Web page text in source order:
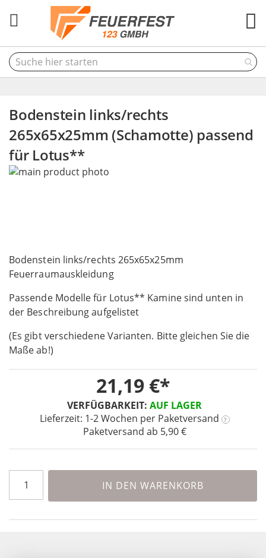
Bodenstein links/rechts
265x65x25mm (Schamotte) passend
für Lotus**
Bodenstein links/rechts 265x65x25mm
Feuerraumauskleidung
Passende Modelle für Lotus** Kamine sind unten in
der Beschreibung aufgelistet
(Es gibt verschiedene Varianten. Bitte gleichen Sie die
Maße ab!)
VERFÜGBARKEIT: AUF LAGER
Lieferzeit: 1-2 Wochen per Paketversand ?
Paketversand ab 5,90 €
21,19 €
IN DEN WARENKORB
Skip
gallery
to
the
of
the
gallery